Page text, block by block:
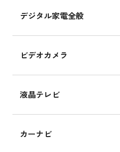
デジタル家電全般
ビデオカメラ
液晶テレビ
カーナビ
iPad Air 11インチ シリ
iPad Air 11インチ の
iPhone 15 128GB シ
iPhone 15 128GB の